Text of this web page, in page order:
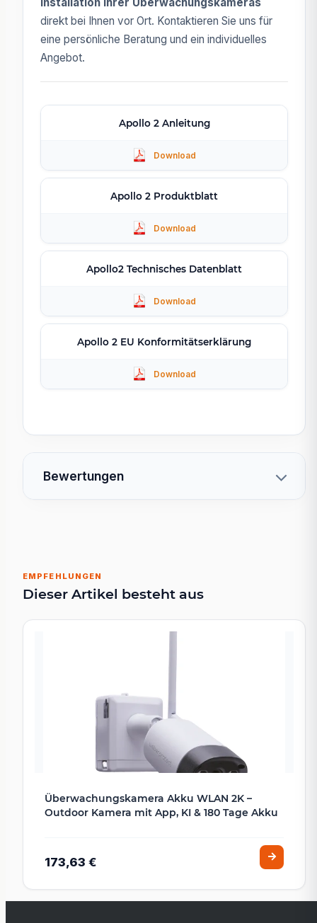
direkt bei Ihnen vor Ort. Kontaktieren Sie uns für
eine persönliche Beratung und ein individuelles
Angebot.
Apollo 2 Anleitung
Apollo 2 Produktblatt
Apollo2 Technisches Datenblatt
Apollo 2 EU Konformitätserklärung
Bewertungen
EMPFEHLUNGEN
Dieser Artikel besteht aus
Überwachungskamera Akku WLAN 2K –
Outdoor Kamera mit App, KI & 180 Tage Akku
173,63 €